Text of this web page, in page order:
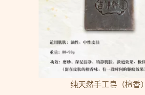
纯天然手工皂（檀香）